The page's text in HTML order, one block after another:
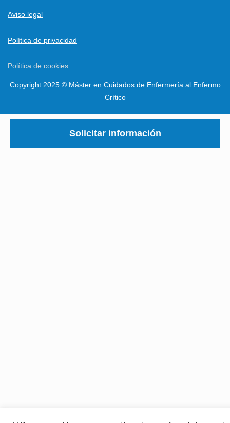
Copyright 2025 © Máster en Cuidados de Enfermería al Enfermo
Crítico
Aviso legal
Política de privacidad
Política de cookies
Solicitar información